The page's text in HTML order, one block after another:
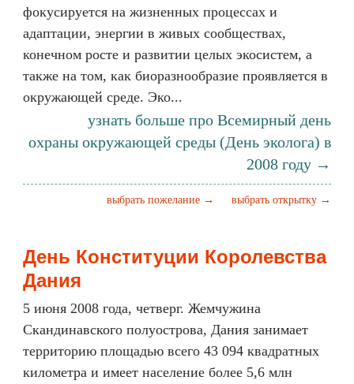
фокусируется на жизненных процессах и
адаптации, энергии в живых сообществах,
конечном росте и развитии целых экосистем, а
также на том, как биоразнообразие проявляется в
окружающей среде. Эко...
узнать больше про Всемирный день
охраны окружающей среды (День эколога) в
2008 году →
выбрать открытку →
выбрать пожелание →
День Конституции Королевства
Дания
5 июня 2008 года, четверг. Жемчужина
Скандинавского полуострова, Дания занимает
территорию площадью всего 43 094 квадратных
километра и имеет население более 5,6 млн